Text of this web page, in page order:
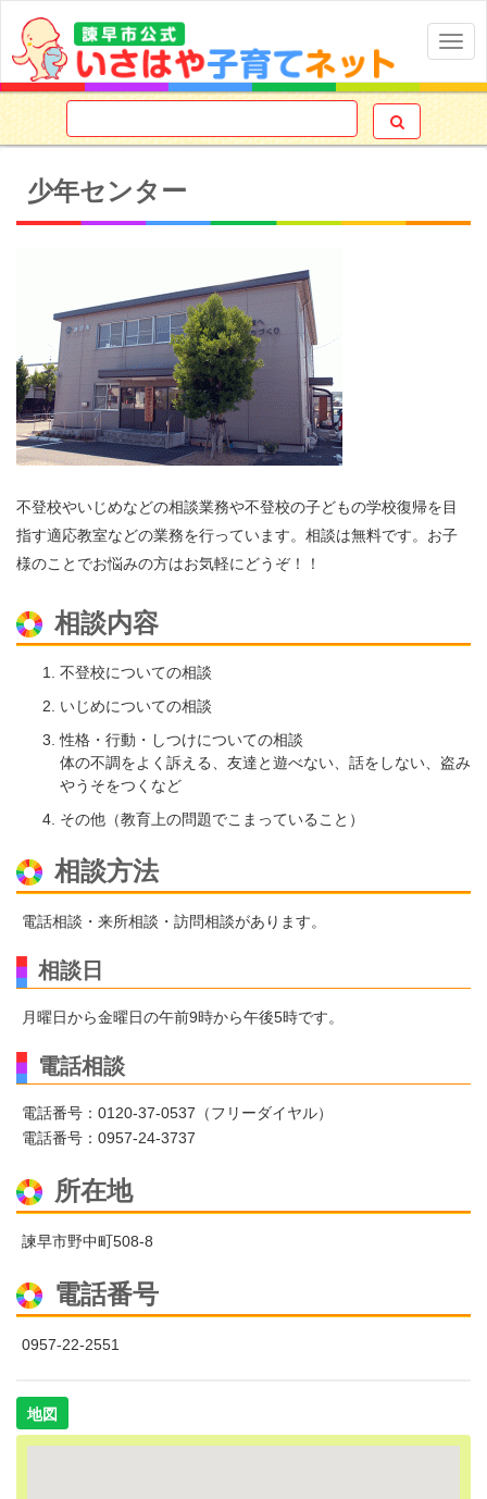

少年センター
不登校やいじめなどの相談業務や不登校の子どもの学校復帰を目
指す適応教室などの業務を行っています。相談は無料です。お子
様のことでお悩みの方はお気軽にどうぞ！！
相談内容
不登校についての相談
いじめについての相談
性格・行動・しつけについての相談
体の不調をよく訴える、友達と遊べない、話をしない、盗み
やうそをつくなど
その他（教育上の問題でこまっていること）
相談方法
電話相談・来所相談・訪問相談があります。
相談日
月曜日から金曜日の午前9時から午後5時です。
電話相談
電話番号：0120-37-0537（フリーダイヤル）
電話番号：0957-24-3737
所在地
諫早市野中町508-8
電話番号
0957-22-2551
地図